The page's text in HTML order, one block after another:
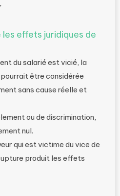
effets juridiques de
du salarié est vicié, la
être considérée
sans cause réelle et
ou de discrimination,
nul.
qui est victime du vice de
produit les effets